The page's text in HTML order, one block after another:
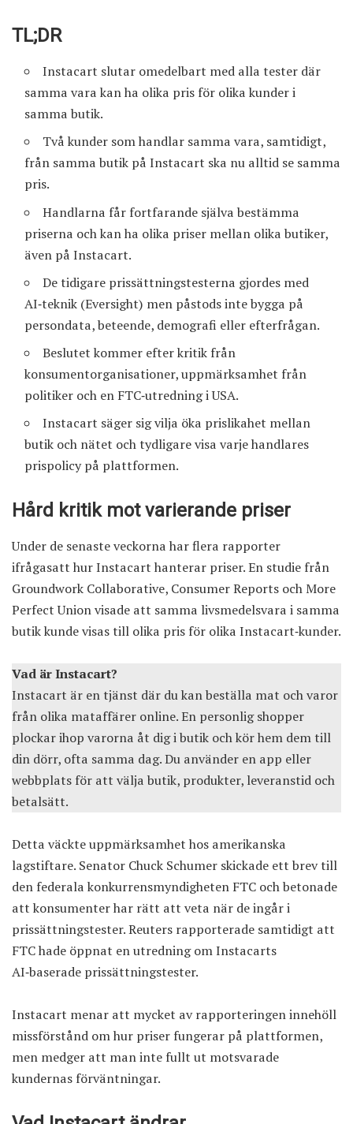
TL;DR
Instacart slutar omedelbart med alla tester där
samma vara kan ha olika pris för olika kunder i
samma butik.
Två kunder som handlar samma vara, samtidigt,
från samma butik på Instacart ska nu alltid se samma
pris.
Handlarna får fortfarande själva bestämma
priserna och kan ha olika priser mellan olika butiker,
även på Instacart.
De tidigare prissättningstesterna gjordes med
AI‑teknik (Eversight) men påstods inte bygga på
persondata, beteende, demografi eller efterfrågan.
Beslutet kommer efter kritik från
konsumentorganisationer, uppmärksamhet från
politiker och en FTC‑utredning i USA.
Instacart säger sig vilja öka prislikahet mellan
butik och nätet och tydligare visa varje handlares
prispolicy på plattformen.
Hård kritik mot varierande priser
Under de senaste veckorna har flera rapporter
ifrågasatt hur Instacart hanterar priser. En studie från
Groundwork Collaborative, Consumer Reports och More
Perfect Union visade att samma livsmedelsvara i samma
butik kunde visas till olika pris för olika Instacart‑kunder.
Vad är Instacart?
Instacart är en tjänst där du kan beställa mat och varor
från olika mataffärer online. En personlig shopper
plockar ihop varorna åt dig i butik och kör hem dem till
din dörr, ofta samma dag. Du använder en app eller
webbplats för att välja butik, produkter, leveranstid och
betalsätt.
Detta väckte uppmärksamhet hos amerikanska
lagstiftare. Senator Chuck Schumer skickade ett brev till
den federala konkurrensmyndigheten FTC och betonade
att konsumenter har rätt att veta när de ingår i
prissättningstester. Reuters rapporterade samtidigt att
FTC hade öppnat en utredning om Instacarts
AI‑baserade prissättningstester.
Instacart menar att mycket av rapporteringen innehöll
missförstånd om hur priser fungerar på plattformen,
men medger att man inte fullt ut motsvarade
kundernas förväntningar.